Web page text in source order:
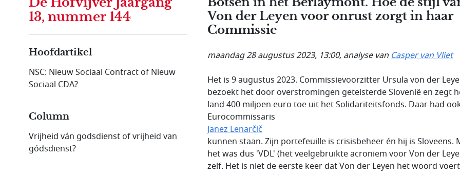
Von der Leyen voor onrust zorgt in haar
Commissie
maandag 28 augustus 2023, 13:00, analyse vanCasper van Vliet
Het is 9 augustus 2023. Commissievoorzitter Ursula von der
bezoekt het door overstromingen geteisterde Slovenië en zegt
land 400 miljoen euro toe uit het Solidariteitsfonds. Daar had
Eurocommissaris
Janez Lenarčič
kunnen staan. Zijn portefeuille is crisisbeheer én hij is Sloveens.
het was dus 'VDL' (het veelgebruikte acroniem voor Von der
zelf. Het is niet de eerste keer dat Von der Leyen het woord
13, nummer 144
Hoofdartikel
NSC: Nieuw Sociaal Contract of Nieuw
Sociaal CDA?
Column
Vrijheid ván godsdienst of vrijheid van
gódsdienst?